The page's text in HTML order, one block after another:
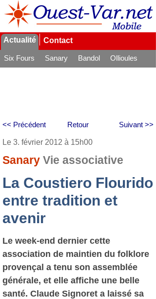
Actualité Contact
Six Fours Sanary Bandol
Ollioules
Retour
<< Précédent Suivant >>
Le 3. février 2012 à 15h00
Sanary Vie associative
La Coustiero Flourido
entre tradition et
avenir
Le week-end dernier cette
association de maintien du folklore
provençal a tenu son assemblée
générale, et elle affiche une belle
santé. Claude Signoret a laissé sa